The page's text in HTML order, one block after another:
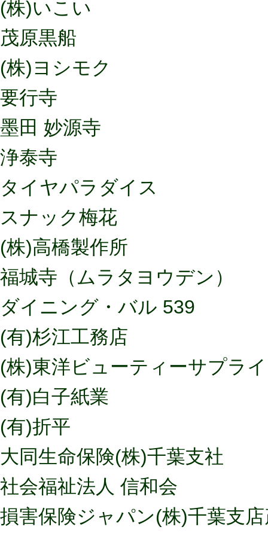
(株)いこい
茂原黒船
(株)ヨシモク
要行寺
墨田 妙源寺
浄泰寺
タイヤパラダイス
スナック梅花
(株)高橋製作所
福城寺（ムラタヨウデン）
ダイニング・バル 539
(有)杉江工務店
(株)東洋ビューティーサプライ
(有)白子紙業
(有)折平
大同生命保険(株)千葉支社
社会福祉法人 信和会
損害保険ジャパン(株)千葉支